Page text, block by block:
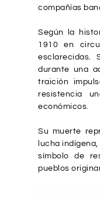
compañías
Según la
1910 en
esclarecidas.
durante una
traición
resistencia
económicos.
Su muerte
lucha
símbolo de
pueblos